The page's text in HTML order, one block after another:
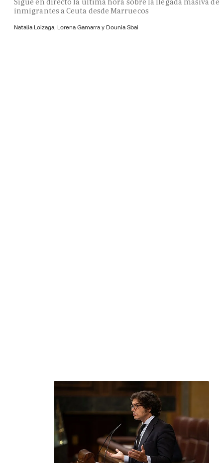
inmigrantes a Ceuta desde Marruecos
Natalia Loizaga, Lorena Gamarra y Dounia Sbai